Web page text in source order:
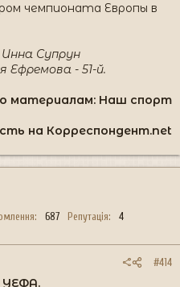
чемпионата Европы в
Супрун
Ефремова - 51-й.
материалам: Наш спорт
на Корреспондент.net​
687 Репутація
4
#414
УЕФА.​